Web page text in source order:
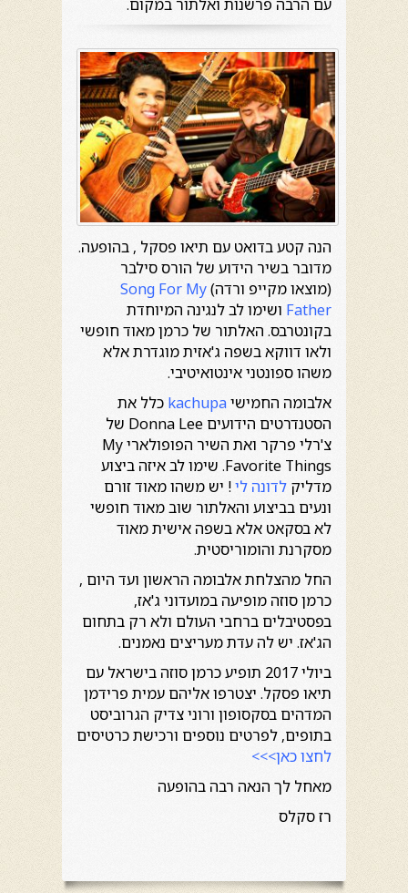
עם הרבה פרשנות ואלתור במקום.
הנה קטע בדואט עם תיאו פסקל , בהופעה.
מדובר בשיר הידוע של הורס סילבר
(מוצאו מקייפ ורדה)Song For My
Father ושימו לב לנגינה המיוחדת
בקונטרבס. האלתור של כרמן מאוד חופשי
ולאו דווקא בשפה ג'אזית מוגדרת אלא
משהו ספונטני אינטואיטיבי.
אלבומה החמישיkachupa כלל את
הסטנדרטים הידועים Donna Lee של
צ'רלי פרקר ואת השיר הפופולארי My
Favorite Things. שימו לב איזה ביצוע
מדליק לדונה לי! יש משהו מאוד זורם
ונעים בביצוע והאלתור שוב מאוד חופשי
לא בסקאט אלא בשפה אישית מאוד
מסקרנת והומוריסטית.
החל מהצלחת אלבומה הראשון ועד היום ,
כרמן סוזה מופיעה במועדוני ג'אז,
בפסטיבלים ברחבי העולם ולא רק בתחום
הג'אז. יש לה עדת מעריצים נאמנים.
ביולי 2017 תופיע כרמן סוזה בישראל עם
תיאו פסקל. יצטרפו אליהם עמית פרידמן
המדהים בסקסופון ורוני צדיק הגרוביסט
בתופים, לפרטים נוספים ורכישת כרטיסים
לחצו כאן>>>
מאחל לך הנאה רבה בהופעה
רז סקלס